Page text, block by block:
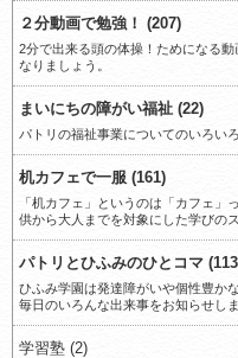
２分動画で勉強！ (207)
2分で出来る頭の体操！ためになる
なりましょう。
まいにちの障がい福祉 (22)
パトリの福祉事業についてのいろい
机カフェで一服 (161)
「机カフェ」というのは「カフェ」
供から大人までを対象にした学びの
パトリとひふみのひとコマ
ひふみ学園は発達障がいや個性豊か
毎日のいろんな出来事をお知らせしま
学習塾 (2)